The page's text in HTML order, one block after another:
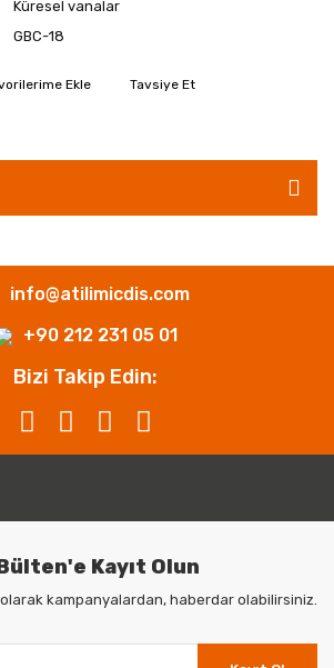
Küresel vanalar
GBC-18
Tavsiye Et
info@atilimicdis.com
+90 212 231 05 01
Bizi Takip Edin:
Kayıt Olun
kampanyalardan, haberdar olabilirsiniz.